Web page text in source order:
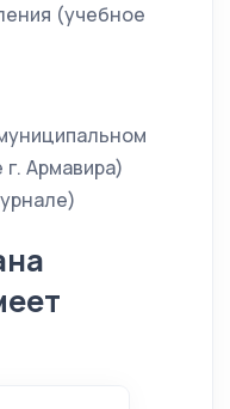
(учебное
Армавира)